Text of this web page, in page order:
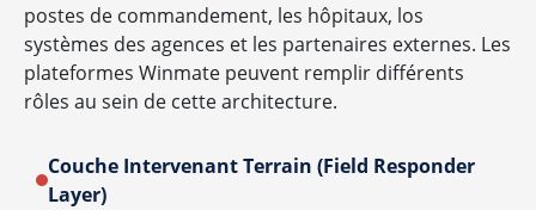
postes de commandement, les hôpitaux, los
systèmes des agences et les partenaires externes. Les
plateformes Winmate peuvent remplir différents
rôles au sein de cette architecture.
Couche Intervenant Terrain (Field Responder
Layer)